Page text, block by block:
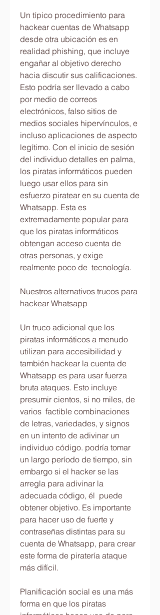
Un típico procedimiento para
hackear cuentas de Whatsapp
desde otra ubicación es en
realidad phishing, que incluye
engañar al objetivo derecho
hacia discutir sus calificaciones.
Esto podría ser llevado a cabo
por medio de correos
electrónicos, falso sitios de
medios sociales hipervínculos, e
incluso aplicaciones de aspecto
legítimo. Con el inicio de sesión
del individuo detalles en palma,
los piratas informáticos pueden
luego usar ellos para sin
esfuerzo piratear en su cuenta de
Whatsapp. Esta es
extremadamente popular para
que los piratas informáticos
obtengan acceso cuenta de
otras personas, y exige
realmente poco de  tecnología.
Nuestros alternativos trucos para
hackear Whatsapp
Un truco adicional que los
piratas informáticos a menudo
utilizan para accesibilidad y
también hackear la cuenta de
Whatsapp es para usar fuerza
bruta ataques. Esto incluye
presumir cientos, si no miles, de
varios  factible combinaciones
de letras, variedades, y signos
en un intento de adivinar un
individuo código. podría tomar
un largo período de tiempo, sin
embargo si el hacker se las
arregla para adivinar la
adecuada código, él  puede
obtener objetivo. Es importante
para hacer uso de fuerte y
contraseñas distintas para su
cuenta de Whatsapp, para crear
este forma de piratería ataque
más difícil.
Planificación social es una más
forma en que los piratas